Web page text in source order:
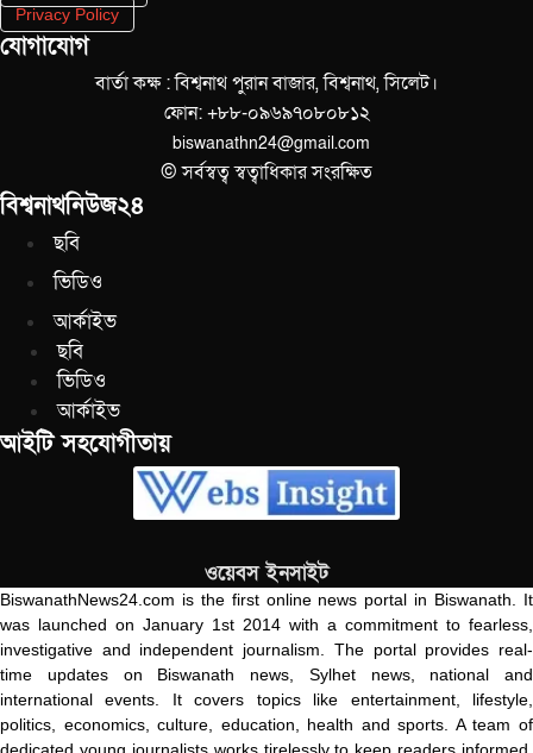
Privacy Policy
যোগাযোগ
বার্তা কক্ষ : বিশ্বনাথ পুরান বাজার, বিশ্বনাথ, সিলেট।
ফোন: +৮৮-০৯৬৯৭০৮০৮১২
biswanathn24@gmail.com
© সর্বস্বত্ব স্বত্বাধিকার সংরক্ষিত
বিশ্বনাথনিউজ২৪
ছবি
ভিডিও
আর্কাইভ
ছবি
ভিডিও
আর্কাইভ
আইটি সহযোগীতায়
ওয়েবস ইনসাইট
BiswanathNews24.com is the first online news portal in Biswanath. It
was launched on January 1st 2014 with a commitment to fearless,
investigative and independent journalism. The portal provides real-
time updates on Biswanath news, Sylhet news, national and
international events. It covers topics like entertainment, lifestyle,
politics, economics, culture, education, health and sports. A team of